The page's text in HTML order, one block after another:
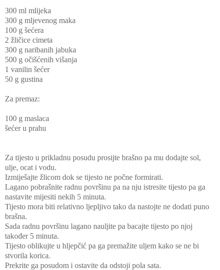
300 ml mlijeka
300 g mljevenog maka
100 g šećera
2 žličice cimeta
300 g naribanih jabuka
500 g očišćenih višanja
1 vanilin šećer
50 g gustina
Za premaz:
100 g maslaca
šećer u prahu
Za tijesto u prikladnu posudu prosijte brašno pa mu dodajte sol,
ulje, ocat i vodu.
Izmiješajte žlicom dok se tijesto ne počne formirati.
Lagano pobrašnite radnu površinu pa na nju istresite tijesto pa ga
nastavite mijesiti nekih 5 minuta.
Tijesto mora biti relativno ljepljivo tako da nastojte ne dodati puno
brašna.
Sada radnu površinu lagano nauljite pa bacajte tijesto po njoj
također 5 minuta.
Tijesto oblikujte u hljepčić pa ga premažite uljem kako se ne bi
stvorila korica.
Prekrite ga posudom i ostavite da odstoji pola sata.